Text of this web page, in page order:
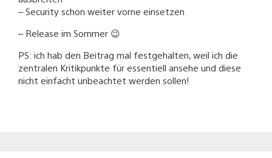
– Security schon weiter vorne einsetzen
– Release im Sommer 😉
PS: ich hab den Beitrag mal festgehalten, weil ich die
zentralen Kritikpunkte für essentiell ansehe und diese
nicht einfacht unbeachtet werden sollen!